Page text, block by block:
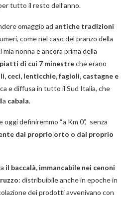
tutto il resto dell’anno.
omaggio ad antiche tradizioni
come nel caso del pranzo della
mia nonna e ancora prima della
di cui 7 minestreche erano
ceci, lenticchie, fagioli, castagne e
e diffusa in tutto il Sud Italia, che
cabala.
definiremmo “a Km 0”, senza
dal proprio orto o dal proprio
il baccalà, immancabile nei cenoni
: distribuibile anche in epoche in
dei prodotti avvenivano con